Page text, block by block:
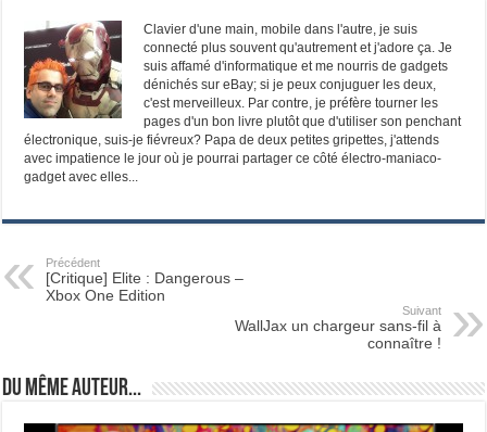
Clavier d'une main, mobile dans l'autre, je suis
connecté plus souvent qu'autrement et j'adore ça. Je
suis affamé d'informatique et me nourris de gadgets
dénichés sur eBay; si je peux conjuguer les deux,
c'est merveilleux. Par contre, je préfère tourner les
pages d'un bon livre plutôt que d'utiliser son penchant
électronique, suis-je fiévreux? Papa de deux petites gripettes, j'attends
avec impatience le jour où je pourrai partager ce côté électro-maniaco-
gadget avec elles...
Précédent
[Critique] Elite : Dangerous –
Xbox One Edition
Suivant
WallJax un chargeur sans-fil à
connaître !
Du même auteur...